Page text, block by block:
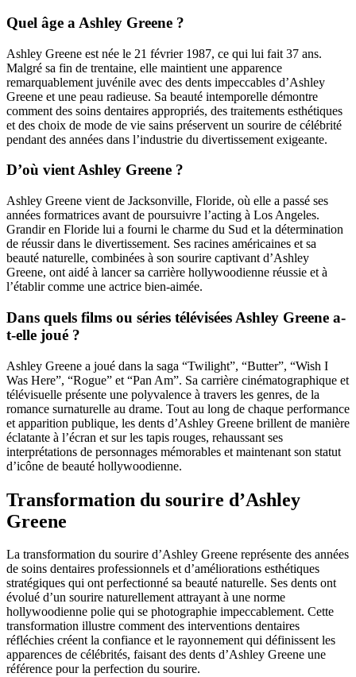
Quel âge a Ashley Greene ?
Ashley Greene est née le 21 février 1987, ce qui lui fait 37 ans.
Malgré sa fin de trentaine, elle maintient une apparence
remarquablement juvénile avec des dents impeccables d’Ashley
Greene et une peau radieuse. Sa beauté intemporelle démontre
comment des soins dentaires appropriés, des traitements esthétiques
et des choix de mode de vie sains préservent un sourire de célébrité
pendant des années dans l’industrie du divertissement exigeante.
D’où vient Ashley Greene ?
Ashley Greene vient de Jacksonville, Floride, où elle a passé ses
années formatrices avant de poursuivre l’acting à Los Angeles.
Grandir en Floride lui a fourni le charme du Sud et la détermination
de réussir dans le divertissement. Ses racines américaines et sa
beauté naturelle, combinées à son sourire captivant d’Ashley
Greene, ont aidé à lancer sa carrière hollywoodienne réussie et à
l’établir comme une actrice bien-aimée.
Dans quels films ou séries télévisées Ashley Greene a-
t-elle joué ?
Ashley Greene a joué dans la saga “Twilight”, “Butter”, “Wish I
Was Here”, “Rogue” et “Pan Am”. Sa carrière cinématographique et
télévisuelle présente une polyvalence à travers les genres, de la
romance surnaturelle au drame. Tout au long de chaque performance
et apparition publique, les dents d’Ashley Greene brillent de manière
éclatante à l’écran et sur les tapis rouges, rehaussant ses
interprétations de personnages mémorables et maintenant son statut
d’icône de beauté hollywoodienne.
Transformation du sourire d’Ashley
Greene
La transformation du sourire d’Ashley Greene représente des années
de soins dentaires professionnels et d’améliorations esthétiques
stratégiques qui ont perfectionné sa beauté naturelle. Ses dents ont
évolué d’un sourire naturellement attrayant à une norme
hollywoodienne polie qui se photographie impeccablement. Cette
transformation illustre comment des interventions dentaires
réfléchies créent la confiance et le rayonnement qui définissent les
apparences de célébrités, faisant des dents d’Ashley Greene une
référence pour la perfection du sourire.